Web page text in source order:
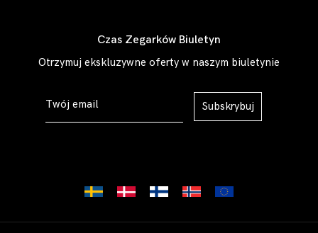
Czas Zegarków Biuletyn
Otrzymuj ekskluzywne oferty w naszym biuletynie
Subskrybuj